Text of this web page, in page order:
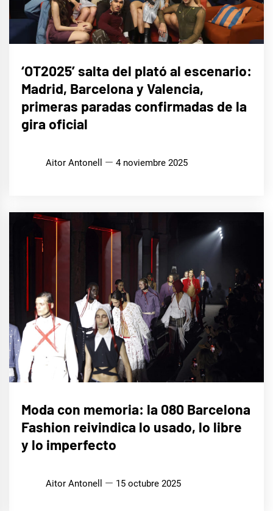
SERIES
Y TV
‘OT2025’ salta del plató al escenario:
Madrid, Barcelona y Valencia,
primeras paradas confirmadas de la
gira oficial
Aitor Antonell 4 noviembre 2025
STYLE
Moda con memoria: la 080 Barcelona
Fashion reivindica lo usado, lo libre
y lo imperfecto
Aitor Antonell 15 octubre 2025